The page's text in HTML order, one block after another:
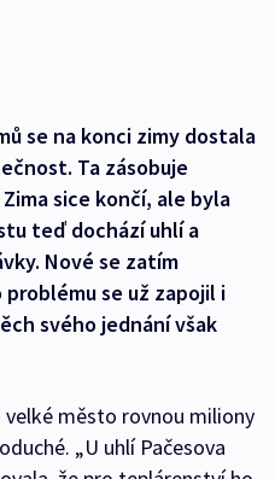
se na konci zimy dostala
Ta zásobuje
sice končí, ale byla
teď dochází uhlí a
Nové se zatím
se už zapojil i
svého jednání však
město rovnou miliony
„U uhlí Pačesova